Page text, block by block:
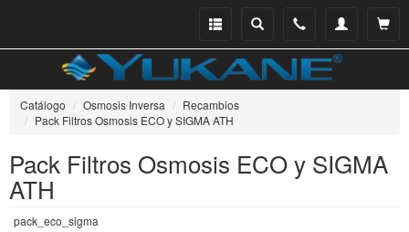
Ver
Mi
Teléfono
Buscar
Menu
Catálogo Osmosis Inversa
Recambios
Pack Filtros Osmosis ECO y SIGMA ATH
Pack Filtros Osmosis ECO y SIGMA
ATH
pack_eco_sigma